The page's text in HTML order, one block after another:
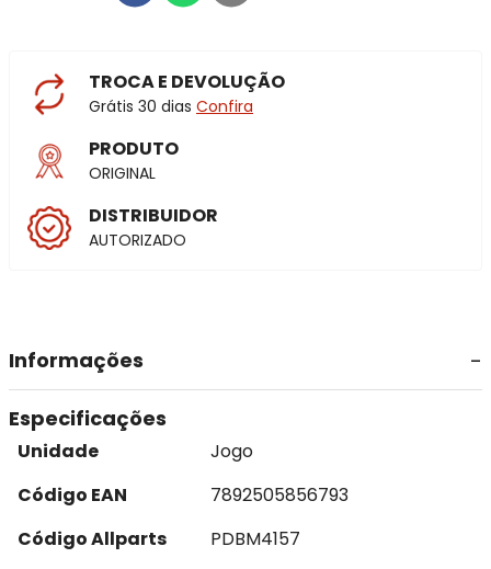
TROCA E DEVOLUÇÃO
Grátis 30 dias Confira
PRODUTO
ORIGINAL
DISTRIBUIDOR
AUTORIZADO
Informações
Especificações
Unidade
Jogo
Código EAN
7892505856793
Código Allparts
PDBM4157